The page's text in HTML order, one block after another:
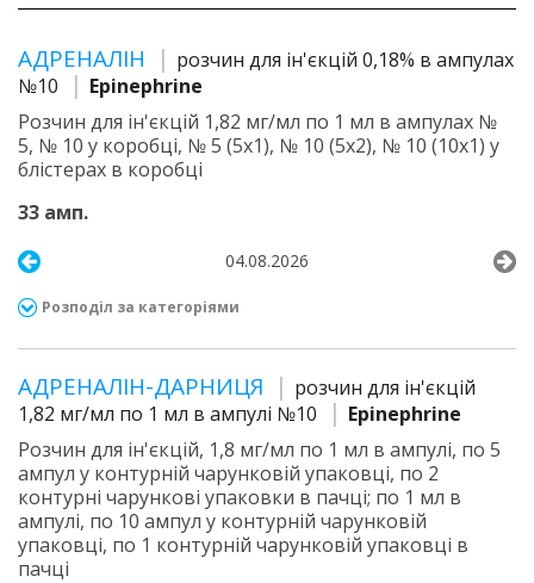
АДРЕНАЛІН
розчин для ін'єкцій 0,18% в ампулах
№10
Epinephrine
Розчин для ін'єкцій 1,82 мг/мл по 1 мл в ампулах №
5, № 10 у коробці, № 5 (5х1), № 10 (5х2), № 10 (10х1) у
блістерах в коробці
33 амп.
04.08.2026
Розподіл за категоріями
АДРЕНАЛІН-ДАРНИЦЯ
розчин для ін'єкцій
1,82 мг/мл по 1 мл в ампулі №10
Epinephrine
Розчин для ін'єкцій, 1,8 мг/мл по 1 мл в ампулі, по 5
ампул у контурній чарунковій упаковці, по 2
контурні чарункові упаковки в пачці; по 1 мл в
ампулі, по 10 ампул у контурній чарунковій
упаковці, по 1 контурній чарунковій упаковці в
пачці